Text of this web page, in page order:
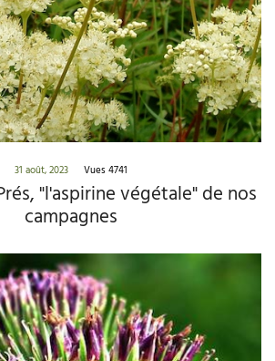
31 août, 2023 Vues 4741
"l'aspirine végétale" de nos
campagnes